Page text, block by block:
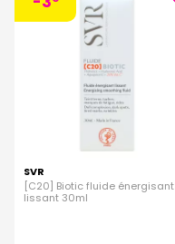
SVR
[C20] Biotic fluide énergisant
lissant 30ml